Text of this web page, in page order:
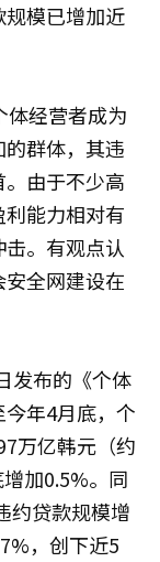
模已增加近
体经营者成为
群体，其违
由于不少高
能力相对有
。有观点认
全网建设在
发布的《个体
年4月底，个
万亿韩元（约
加0.5%。同
约贷款规模增
，创下近5